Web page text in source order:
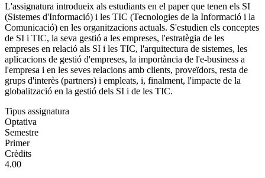
L'assignatura introdueix als estudiants en el paper que tenen els SI
(Sistemes d'Informació) i les TIC (Tecnologies de la Informació i la
Comunicació) en les organitzacions actuals. S'estudien els conceptes
de SI i TIC, la seva gestió a les empreses, l'estratègia de les
empreses en relació als SI i les TIC, l'arquitectura de sistemes, les
aplicacions de gestió d'empreses, la importància de l'e-business a
l'empresa i en les seves relacions amb clients, proveïdors, resta de
grups d'interès (partners) i empleats, i, finalment, l'impacte de la
globalització en la gestió dels SI i de les TIC.
Tipus assignatura
Optativa
Semestre
Primer
Crèdits
4.00